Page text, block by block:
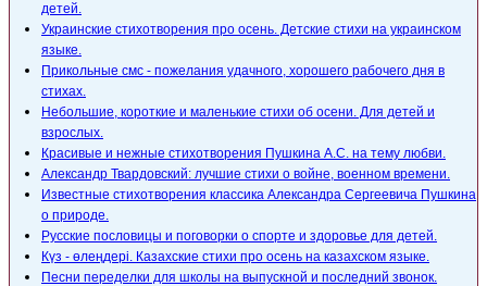
детей.
Украинские стихотворения про осень. Детские стихи на украинском
языке.
Прикольные смс - пожелания удачного, хорошего рабочего дня в
стихах.
Небольшие, короткие и маленькие стихи об осени. Для детей и
взрослых.
Красивые и нежные стихотворения Пушкина А.С. на тему любви.
Александр Твардовский: лучшие стихи о войне, военном времени.
Известные стихотворения классика Александра Сергеевича Пушкина
о природе.
Русские пословицы и поговорки о спорте и здоровье для детей.
Күз - өлеңдері. Казахские стихи про осень на казахском языке.
Песни переделки для школы на выпускной и последний звонок.